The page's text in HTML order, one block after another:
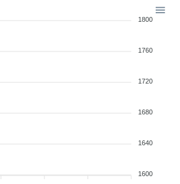
1800
1760
1720
1680
1640
1600